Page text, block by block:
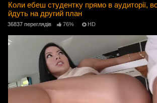
Коли ебеш студентку прямо в аудиторії,
йдуть на другий план
36837 переглядів 76% HD